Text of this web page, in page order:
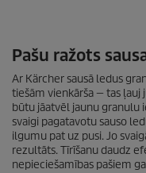
Pašu ražots
Ar Kärcher sausā ledus
tiešām vienkārša — tas ļauj
būtu jāatvēl jaunu granulu
svaigi pagatavotu sauso
ilgumu pat uz pusi. Jo
rezultāts. Tīrīšanu daudz
nepieciešamības pašiem